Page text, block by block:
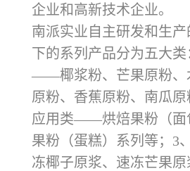
企业和高新技术企业。
南派实业自主研发和生产
下的系列产品分为五大
——椰浆粉、芒果原粉、
原粉、香蕉原粉、南瓜
应用类——烘焙果粉（面
果粉（蛋糕）系列等；
冻椰子原浆、速冻芒果